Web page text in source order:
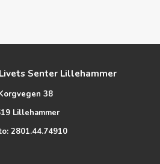
Senter Lillehammer
38
Lillehammer
2801.44.74910